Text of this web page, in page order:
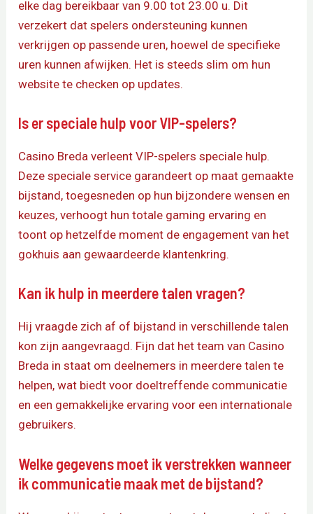
elke dag bereikbaar van 9.00 tot 23.00 u. Dit
verzekert dat spelers ondersteuning kunnen
verkrijgen op passende uren, hoewel de specifieke
uren kunnen afwijken. Het is steeds slim om hun
website te checken op updates.
Is er speciale hulp voor VIP-spelers?
Casino Breda verleent VIP-spelers speciale hulp.
Deze speciale service garandeert op maat gemaakte
bijstand, toegesneden op hun bijzondere wensen en
keuzes, verhoogt hun totale gaming ervaring en
toont op hetzelfde moment de engagement van het
gokhuis aan gewaardeerde klantenkring.
Kan ik hulp in meerdere talen vragen?
Hij vraagde zich af of bijstand in verschillende talen
kon zijn aangevraagd. Fijn dat het team van Casino
Breda in staat om deelnemers in meerdere talen te
helpen, wat biedt voor doeltreffende communicatie
en een gemakkelijke ervaring voor een internationale
gebruikers.
Welke gegevens moet ik verstrekken wanneer
ik communicatie maak met de bijstand?